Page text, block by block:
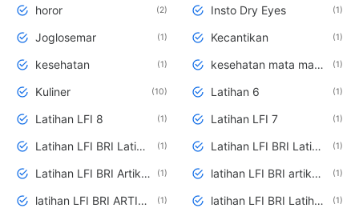
horor 2 Insto Dry Eyes 1
Joglosemar 1 Kecantikan 1
kesehatan 1 kesehatan mata mata kering Insto Dry Eyes solusi Mata Kering lifestyle 1
Kuliner 10 Latihan 6 1
Latihan LFI 8 1 Latihan LFI 7 1
Latihan LFI BRI Latihan2 1 Latihan LFI BRI Latihan4 1
Latihan LFI BRI Artikel -12 Keuangan 1 latihan LFI BRI artikel ke-9 1
latihan LFI BRI ARTIKEL-10 Keuangan 1 latihan LFI BRI Latihan 6 1